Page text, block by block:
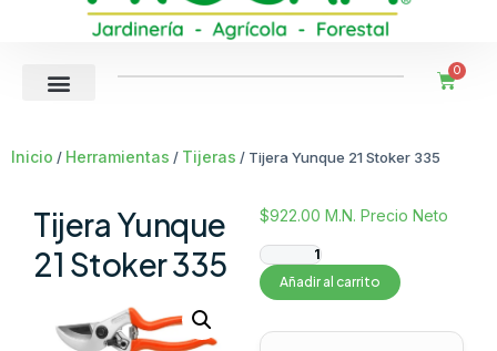
0
Inicio / Herramientas / Tijeras / Tijera Yunque 21 Stoker 335
Tijera Yunque
21 Stoker 335
$922.00 M.N. Precio Neto
Añadir al carrito